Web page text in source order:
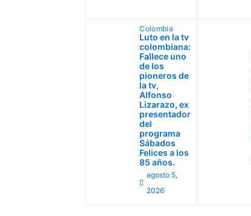
Colombia
Luto en la tv
colombiana:
Fallece uno
de los
pioneros de
la tv,
Alfonso
Lizarazo, ex
presentador
del
programa
Sábados
Felices a los
85 años.
agosto 5,
2026